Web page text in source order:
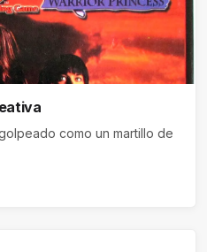
como un martillo de